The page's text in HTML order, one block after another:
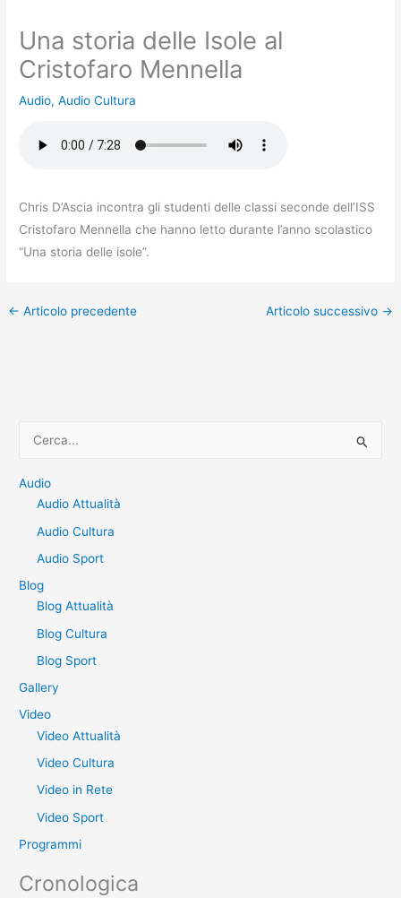
Una storia delle Isole al
Cristofaro Mennella
Audio,Audio Cultura
Chris D’Ascia incontra gli studenti delle classi seconde dell’ISS
Cristofaro Mennella che hanno letto durante l’anno scolastico
“Una storia delle isole”.
← Articolo precedente Articolo successivo →
r
Audio
Audio Attualità
Audio Cultura
Audio Sport
Blog
Blog Attualità
Blog Cultura
Blog Sport
Gallery
Video
Video Attualità
Video Cultura
Video in Rete
Video Sport
Programmi
Cronologica